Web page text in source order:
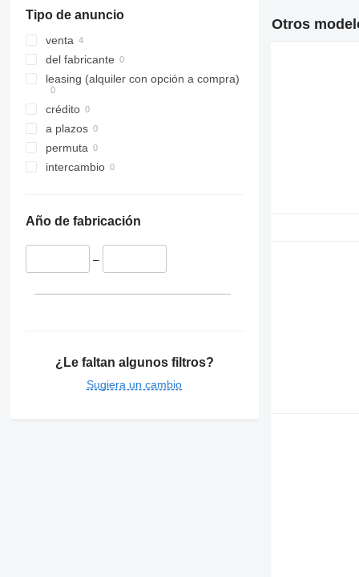
Tipo de anuncio
venta
del fabricante
leasing (alquiler con opción a compra)
crédito
a plazos
permuta
intercambio
Año de fabricación
–
¿Le faltan algunos filtros?
Sugiera un cambio
Otros